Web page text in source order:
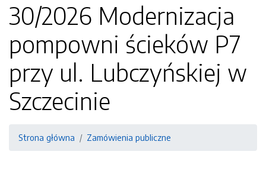
30/2026 Modernizacja
pompowni ścieków P7
przy ul. Lubczyńskiej w
Szczecinie
Strona główna Zamówienia publiczne